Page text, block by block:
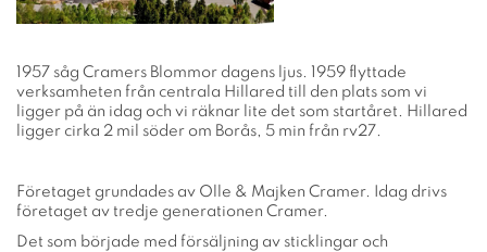
1957 såg Cramers Blommor dagens ljus. 1959 flyttade
verksamheten från centrala Hillared till den plats som vi
ligger på än idag och vi räknar lite det som startåret. Hillared
ligger cirka 2 mil söder om Borås, 5 min från rv27.
Företaget grundades av Olle & Majken Cramer. Idag drivs
företaget av tredje generationen Cramer.
Det som började med försäljning av sticklingar och